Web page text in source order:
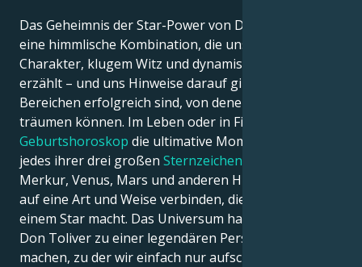
Das Geheimnis der Star-Power von Don Toliver ist
eine himmlische Kombination, die uns von großem
Charakter, klugem Witz und dynamischer Präsenz
erzählt – und uns Hinweise darauf gibt, warum sie in
Bereichen erfolgreich sind, von denen andere nur
träumen können. Im Leben oder in Filmen ist ihr
Geburtshoroskop die ultimative Momentaufnahme
jedes ihrer drei großen Sternzeichen
Merkur, Venus, Mars und anderen Himmelskörpern
auf eine Art und Weise verbinden, die eine Figur zu
einem Star macht. Das Universum hat alles getan, um
Don Toliver zu einer legendären Persönlichkeit zu
machen, zu der wir einfach nur aufschauen können.